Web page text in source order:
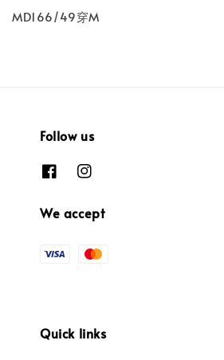
MD166/49穿M
Follow us
We accept
Quick links